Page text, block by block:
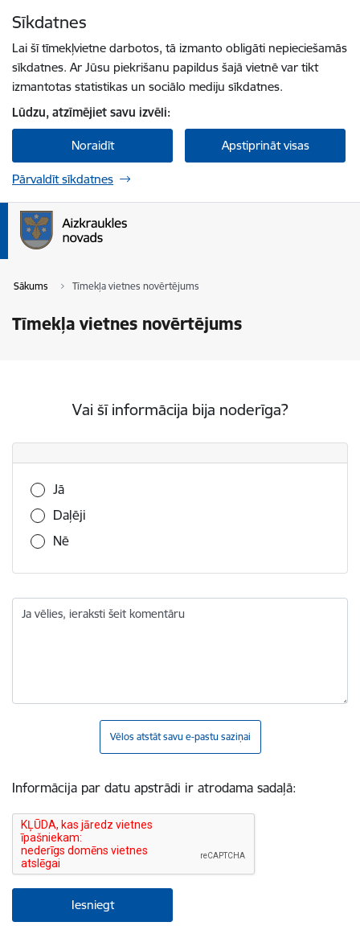
Sīkdatnes
Lai šī tīmekļvietne darbotos, tā izmanto obligāti nepieciešamās
sīkdatnes. Ar Jūsu piekrišanu papildus šajā vietnē var tikt
izmantotas statistikas un sociālo mediju sīkdatnes.
Lūdzu, atzīmējiet savu izvēli:
Noraidīt Apstiprināt visas
Pārvaldīt sīkdatnes
Sākums Tīmekļa vietnes novērtējums
Tīmekļa vietnes novērtējums
Vai šī informācija bija noderīga?
Vai šī informācija bija noderīga?
Jā
Daļēji
Nē
Ja vēlies, ieraksti šeit komentāru
Vēlos atstāt savu e-pastu saziņai
Informācija par datu apstrādi ir atrodama sadaļā: